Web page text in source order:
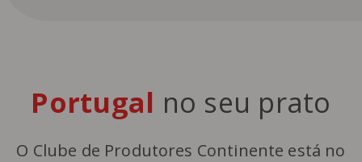
Portugal no seu prato
O Clube de Produtores Continente está no